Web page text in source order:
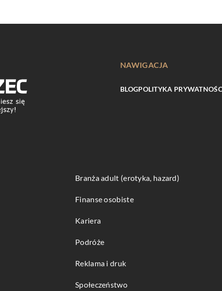
NAWIGACJA
BLOGPOLITYKA
Branża adult (erotyka, hazard)
Finanse osobiste
Kariera
Podróże
Reklama i druk
Społeczeństwo